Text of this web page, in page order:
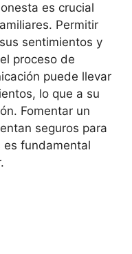
es crucial
Permitir
sentimientos y
proceso de
puede llevar
lo que a su
Fomentar un
seguros para
es fundamental